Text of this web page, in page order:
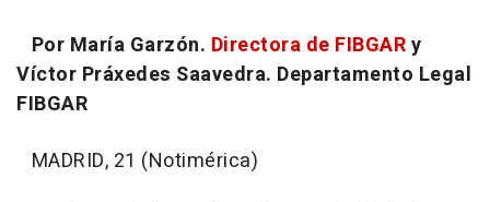
Por María Garzón. Directora de FIBGARy
Víctor Práxedes Saavedra. Departamento Legal
FIBGAR
MADRID, 21 (Notimérica)